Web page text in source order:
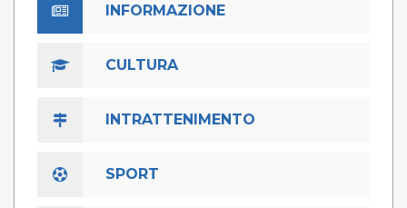
INFORMAZIONE
CULTURA
INTRATTENIMENTO
SPORT